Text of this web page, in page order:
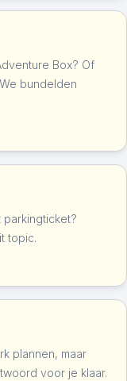
Box? Of
bundelden
topic.
plannen, maar
voor je klaar.